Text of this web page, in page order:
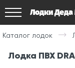
Лодки
Каталог лодок
Лодка ПВХ